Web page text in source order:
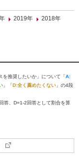
2019年
2018年
を推奨したいか」について「A:
」「D:全く薦めたくない 」の4段
答、D=1-2回答として割合を算